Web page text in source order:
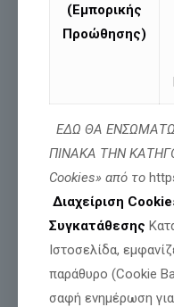
ΜΕΧΡΙ ΚΑΙ ΣΤΟΝ
ΕΦΤΑΣΕ Ο
ΒΑΣΙΛΗ ΓΙΑΪΛΑΛΙ.
Διαβάστε
(Εμπορικής
Προώθησης)
ΕΔΩ ΘΑ
ΠΙΝΑΚΑ ΤΗΝ
Cookies» από το
Διαχείριση
Συγκατάθεσης
Ιστοσελίδα,
παράθυρο (Cookie
σαφή ενημέρωση